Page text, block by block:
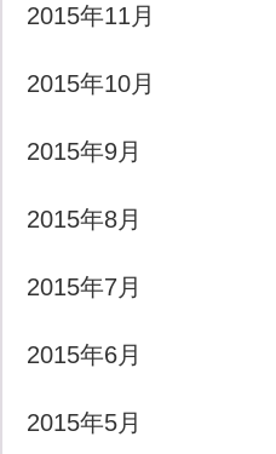
2015年11月
2015年10月
2015年9月
2015年8月
2015年7月
2015年6月
2015年5月